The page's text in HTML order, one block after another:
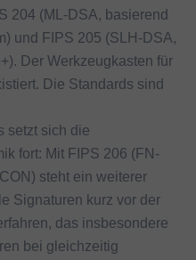
204 (ML-DSA, basierend
und FIPS 205 (SLH-DSA,
Der Werkzeugkasten für
Die Standards sind
setzt sich die
fort: Mit FIPS 206 (FN-
steht ein weiterer
Signaturen kurz vor der
das insbesondere
bei gleichzeitig